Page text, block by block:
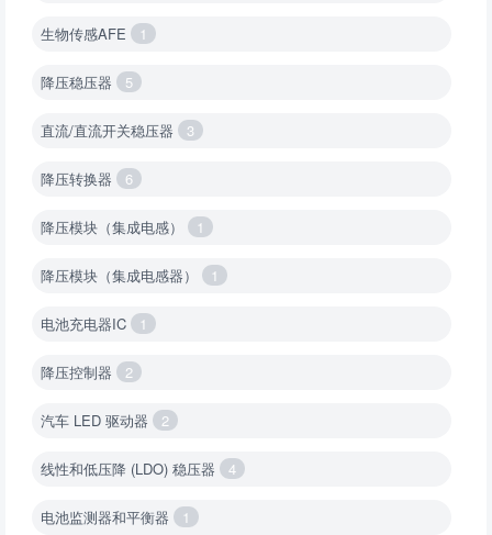
生物传感AFE 1
降压稳压器 5
直流/直流开关稳压器 3
降压转换器 6
降压模块（集成电感） 1
降压模块（集成电感器） 1
电池充电器IC 1
降压控制器 2
汽车 LED 驱动器 2
线性和低压降 (LDO) 稳压器 4
电池监测器和平衡器 1